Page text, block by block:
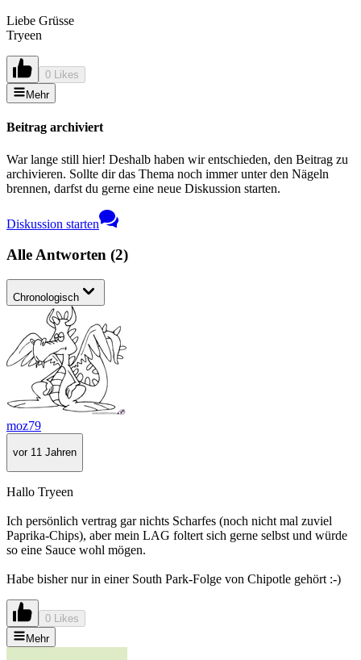
Liebe Grüsse
Tryeen
0 Likes
Mehr
Beitrag archiviert
War lange still hier! Deshalb haben wir entschieden, den Beitrag zu
archivieren. Sollte dir das Thema noch immer unter den Nägeln
brennen, darfst du gerne eine neue Diskussion starten.
Diskussion starten
Alle Antworten (2)
Chronologisch
moz79
vor 11 Jahren
Hallo Tryeen
Ich persönlich vertrag gar nichts Scharfes (noch nicht mal zuviel
Paprika-Chips), aber mein LAG foltert sich gerne selbst und würde
so eine Sauce wohl mögen.
Habe bisher nur in einer South Park-Folge von Chipotle gehört :-)
0 Likes
Mehr